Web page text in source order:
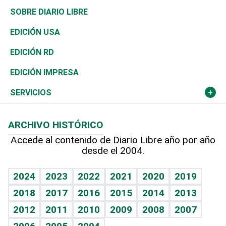
José Boquete
Reportajes
Asia
África
Ocenanía
Caribe
Resto del mundo
Consumo
Vivienda
Telecom.
Global y variable
Economía personal
Belleza
Buena Vida
Sociales
Novedades
Podcast Arte Libre
Hablando con el pediatra
Vida y familia
Eñe
Celebrando la vida
Golf
Ciclismo
Tenis
Olimpismo
Más deportes
Línea de hit
TBT Deportivo
De buena tinta
En Directo
El Espía
Noticiero Poteleche
Columnistas
Más firmas
Clima
Tecnología
Historia
Martes de tecnología
Cambio climático
Mundo
Economía
Revista
Deportes
Opinión
Hecho en casa
Guía del dinero
SOBRE DIARIO LIBRE
EDICIÓN USA
EDICIÓN RD
EDICIÓN IMPRESA
SERVICIOS
Cumpleaños
Horóscopos
Crucigramas
ARCHIVO HISTÓRICO
Accede al contenido de Diario Libre año por año
desde el 2004.
2024 2023 2022 2021 2020
2019
2018
2017 2016 2015 2014
2013
2012
2011 2010 2009 2008
2007